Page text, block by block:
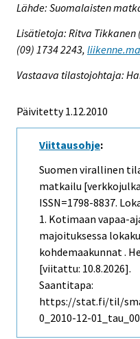
Lähde: Suomalaisten
Lisätietoja: Ritva Tikkanen
(09) 1734 2243,
Vastaava tilastojohtaja:
Päivitetty 1.12.2010
Viittausohje:
Suomen virallinen
matkailu
ISSN=1798-8837.
1. Kotimaan vapaa-
majoituksessa
kohdemaakunnat .
[viitattu: 10.8.2026].
Saantitapa:
https://stat.fi/til/
0_2010-12-